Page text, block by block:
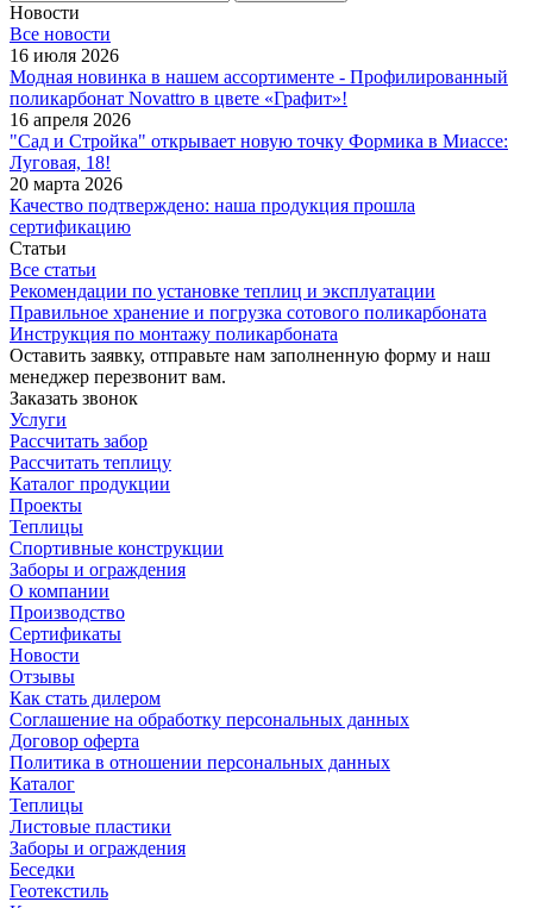
Новости
Все новости
16 июля 2026
Модная новинка в нашем ассортименте - Профилированный
поликарбонат Novattro в цвете «Графит»!
16 апреля 2026
"Сад и Стройка" открывает новую точку Формика в Миассе:
Луговая, 18!
20 марта 2026
Качество подтверждено: наша продукция прошла
сертификацию
Статьи
Все статьи
Рекомендации по установке теплиц и эксплуатации
Правильное хранение и погрузка сотового поликарбоната
Инструкция по монтажу поликарбоната
Оставить заявку, отправьте нам заполненную форму и наш
менеджер перезвонит вам.
Заказать звонок
Услуги
Рассчитать забор
Рассчитать теплицу
Каталог продукции
Проекты
Теплицы
Спортивные конструкции
Заборы и ограждения
О компании
Производство
Сертификаты
Новости
Отзывы
Как стать дилером
Соглашение на обработку персональных данных
Договор оферта
Политика в отношении персональных данных
Каталог
Теплицы
Листовые пластики
Заборы и ограждения
Беседки
Геотекстиль